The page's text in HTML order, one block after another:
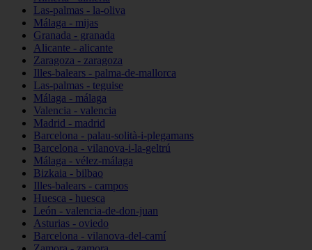
Las-palmas - la-oliva
Málaga - mijas
Granada - granada
Alicante - alicante
Zaragoza - zaragoza
Illes-balears - palma-de-mallorca
Las-palmas - teguise
Málaga - málaga
Valencia - valencia
Madrid - madrid
Barcelona - palau-solità-i-plegamans
Barcelona - vilanova-i-la-geltrú
Málaga - vélez-málaga
Bizkaia - bilbao
Illes-balears - campos
Huesca - huesca
León - valencia-de-don-juan
Asturias - oviedo
Barcelona - vilanova-del-camí